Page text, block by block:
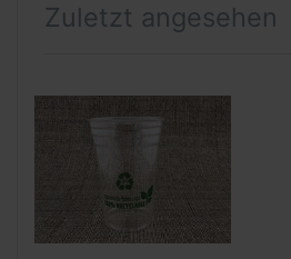
Zuletzt angesehen